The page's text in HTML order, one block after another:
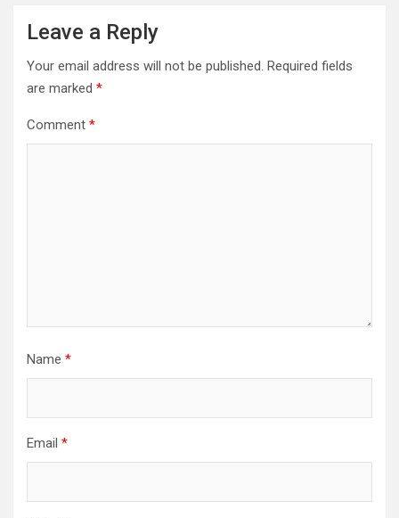
Leave a Reply
Your email address will not be published. Required fields
are marked *
Comment *
Name *
Email *